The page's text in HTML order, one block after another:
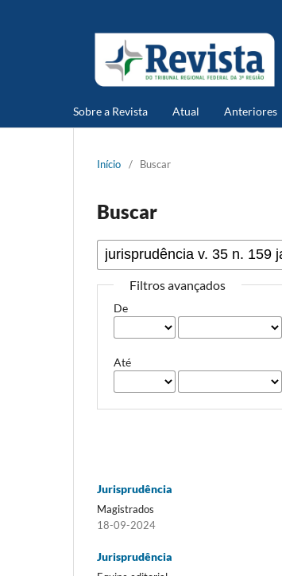
Sobre a Revista Atual Anteriores
Início / Buscar
Buscar
Filtros avançados
De
Até
Jurisprudência
Magistrados
18-09-2024
Jurisprudência